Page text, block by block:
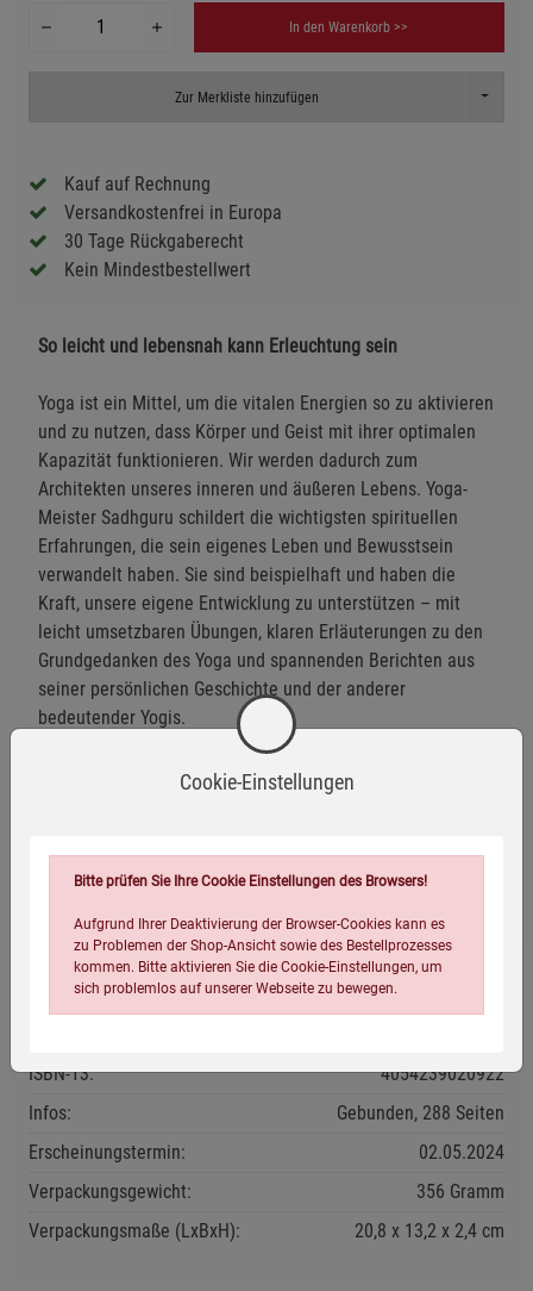
In den Warenkorb >>
Zur Merkliste hinzufügen Toggle
Kauf auf Rechnung
Versandkostenfrei in Europa
30 Tage Rückgaberecht
Kein Mindestbestellwert
So leicht und lebensnah kann Erleuchtung sein
Yoga ist ein Mittel, um die vitalen Energien so zu aktivieren
und zu nutzen, dass Körper und Geist mit ihrer optimalen
Kapazität funktionieren. Wir werden dadurch zum
Architekten unseres inneren und äußeren Lebens. Yoga-
Meister Sadhguru schildert die wichtigsten spirituellen
Erfahrungen, die sein eigenes Leben und Bewusstsein
verwandelt haben. Sie sind beispielhaft und haben die
Kraft, unsere eigene Entwicklung zu unterstützen – mit
leicht umsetzbaren Übungen, klaren Erläuterungen zu den
Grundgedanken des Yoga und spannenden Berichten aus
seiner persönlichen Geschichte und der anderer
bedeutender Yogis.
»Wenn Sie dafür bereit sind, ist dies ein Tool, um Ihre
Eigenschaften
ISBN-13:
4054239020922
Infos:
Gebunden, 288 Seiten
Erscheinungstermin:
02.05.2024
Verpackungsgewicht:
356 Gramm
Verpackungsmaße (LxBxH):
20,8 13,2 2,4 cm
Cookie-Einstellungen
Bitte prüfen Sie Ihre Cookie Einstellungen des Browsers!
Aufgrund Ihrer Deaktivierung der Browser-Cookies kann es
zu Problemen der Shop-Ansicht sowie des Bestellprozesses
kommen. Bitte aktivieren Sie die Cookie-Einstellungen, um
sich problemlos auf unserer Webseite zu bewegen.
Einstellungen speichern für die GruppeEinstellungen speichern für die Gruppe